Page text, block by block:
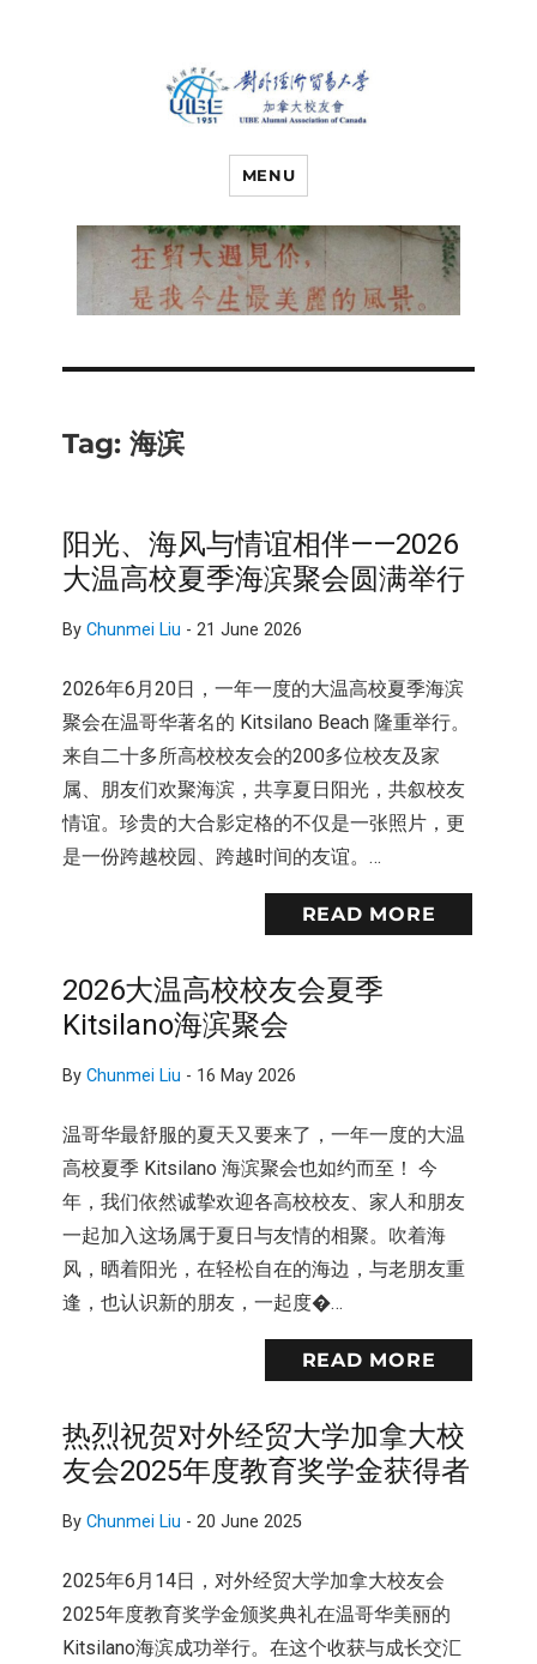
对外经济贸易
大学加拿大校
友会
MENU
Tag: 海滨
阳光、海风与情谊相伴——2026
大温高校夏季海滨聚会圆满举行
By Chunmei Liu - 21 June 2026
2026年6月20日，一年一度的大温高校夏季海滨
聚会在温哥华著名的 Kitsilano Beach 隆重举行。
来自二十多所高校校友会的200多位校友及家
属、朋友们欢聚海滨，共享夏日阳光，共叙校友
情谊。珍贵的大合影定格的不仅是一张照片，更
是一份跨越校园、跨越时间的友谊。…
READ MORE
2026大温高校校友会夏季
Kitsilano海滨聚会
By Chunmei Liu - 16 May 2026
温哥华最舒服的夏天又要来了，一年一度的大温
高校夏季 Kitsilano 海滨聚会也如约而至！ 今
年，我们依然诚挚欢迎各高校校友、家人和朋友
一起加入这场属于夏日与友情的相聚。吹着海
风，晒着阳光，在轻松自在的海边，与老朋友重
逢，也认识新的朋友，一起度�…
READ MORE
热烈祝贺对外经贸大学加拿大校
友会2025年度教育奖学金获得者
By Chunmei Liu - 20 June 2025
2025年6月14日，对外经贸大学加拿大校友会
2025年度教育奖学金颁奖典礼在温哥华美丽的
Kitsilano海滨成功举行。在这个收获与成长交汇